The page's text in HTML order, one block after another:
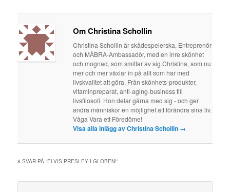
Om Christina Schollin
Christina Schollin är skådespelerska, Entreprenör
och MÅBRA-Ambassadör, med en inre skönhet
och mognad, som smittar av sig.Christina, som nu
mer och mer växlar in på allt som har med
livskvalitet att göra. Från skönhets-produkter,
vitaminpreparat, anti-aging-business till
livsfilosofi. Hon delar gärna med sig - och ger
andra människor en möjlighet att förändra sina liv.
Våga Vara ett Föredöme!
Visa alla inlägg av Christina Schollin →
8 SVAR PÅ ”ELVIS PRESLEY I GLOBEN!”